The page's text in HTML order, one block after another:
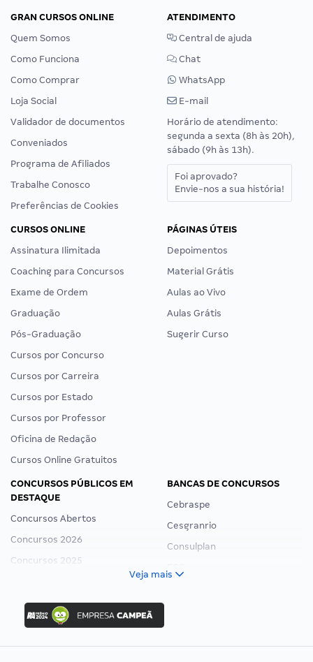
GRAN CURSOS ONLINE
Quem Somos
Como Funciona
Como Comprar
Loja Social
Validador de documentos
Conveniados
Programa de Afiliados
Trabalhe Conosco
Preferências de Cookies
ATENDIMENTO
Central de ajuda
Chat
WhatsApp
E-mail
Horário de atendimento:
segunda a sexta (8h às 20h),
sábado (9h às 13h).
Foi aprovado?
Envie-nos a sua história!
CURSOS ONLINE
Assinatura Ilimitada
Coaching para Concursos
Exame de Ordem
Graduação
Pós-Graduação
Cursos por Concurso
Cursos por Carreira
Cursos por Estado
Cursos por Professor
Oficina de Redação
Cursos Online Gratuitos
PÁGINAS ÚTEIS
Depoimentos
Material Grátis
Aulas ao Vivo
Aulas Grátis
Sugerir Curso
CONCURSOS PÚBLICOS EM
DESTAQUE
Concursos Abertos
Concursos 2026
Concursos 2025
Concurso Ibama
Concurso MPU
Editais publicados
BANCAS DE CONCURSOS
Cebraspe
Cesgranrio
Consulplan
Veja mais